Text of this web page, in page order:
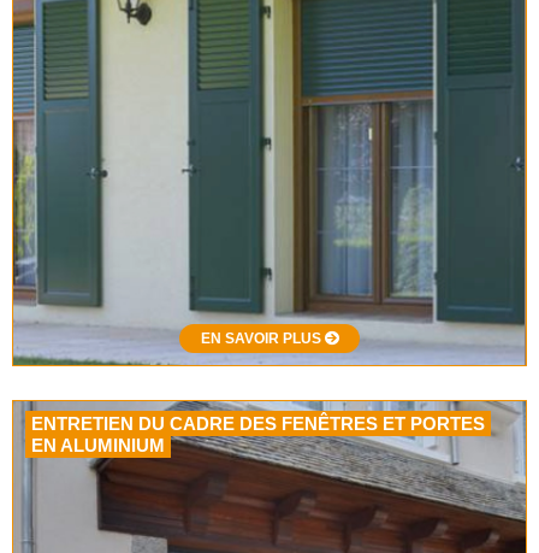
EN SAVOIR PLUS
ENTRETIEN DU CADRE DES FENÊTRES ET PORTES
EN ALUMINIUM